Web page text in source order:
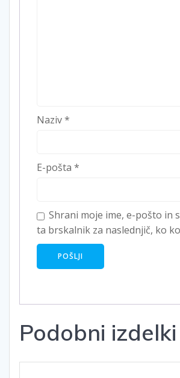
Naziv*
E-pošta *
Shrani moje ime, e-pošto in
ta brskalnik za naslednjič, ko
Podobni izdelki